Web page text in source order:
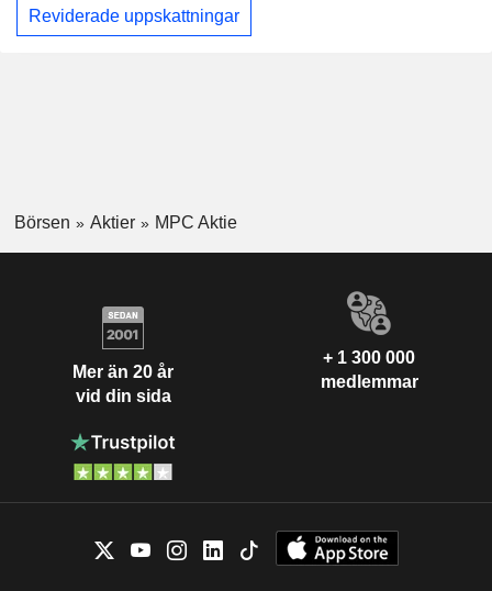
Reviderade uppskattningar
Börsen Aktier MPC Aktie
Mer än 20 år
vid din sida
+ 1 300 000
medlemmar